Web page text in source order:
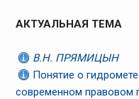
АКТУАЛЬНАЯ ТЕМА
В.Н. ПРЯМИЦЫН
Понятие о
современном правовом